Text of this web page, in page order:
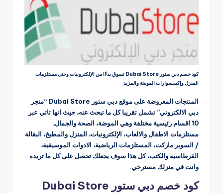
كود خصم دبي ستور Dubai Store تسوق بدءًا من الإلكترونيات وحتى مستلزمات
المنزل وإكسسوارات الموضة والمزيد
المنتجات المعروضة على موقع دبي ستور Dubai Store “متجر
دبي الالكتروني” تشمل تقريبا كل ما تبحث عنه، حيث انها تاتي عبر
10 اقسام رئيسية مختلفة وهي الموضة، الصحة والجمال،
مستلزمات الاطفال والالعاب، الإلكترونيات، المنزل والمطبخ، البقالة
/ السوبر ماركت، المستلزمات الرياضية، الادوات الموسيقية،
القرطاسيه والكتب، كل هذا سوف يجعلك تحصل على كل ما تريده
وانت في منزلك مسترخي.
كود خصم دبي ستور Dubai Store